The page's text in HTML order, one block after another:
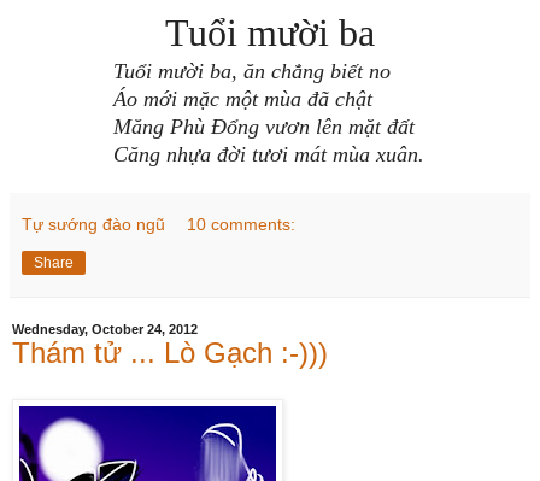
Tuổi mười ba
Tuổi mười ba, ăn chẳng biết no
Áo mới mặc một mùa đã chật
Măng Phù Đổng vươn lên mặt đất
Căng nhựa đời tươi mát mùa xuân.
Tự sướng đào ngũ 10 comments:
Share
Wednesday, October 24, 2012
Thám tử ... Lò Gạch :-)))